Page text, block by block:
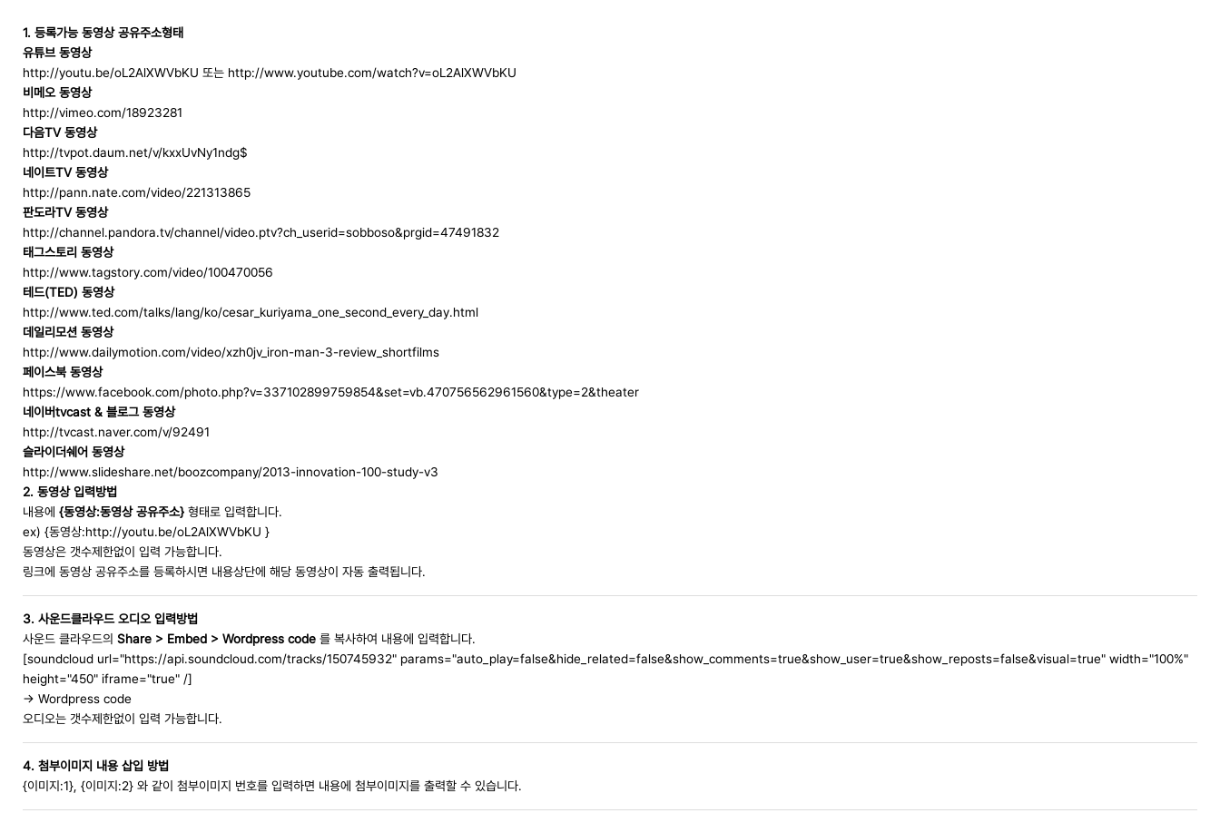
1. 등록가능 동영상 공유주소형태
유튜브 동영상
http://youtu.be/oL2AlXWVbKU 또는 http://www.youtube.com/watch?v=oL2AlXWVbKU
비메오 동영상
http://vimeo.com/18923281
다음TV 동영상
http://tvpot.daum.net/v/kxxUvNy1ndg$
네이트TV 동영상
http://pann.nate.com/video/221313865
판도라TV 동영상
http://channel.pandora.tv/channel/video.ptv?ch_userid=sobboso&prgid=47491832
태그스토리 동영상
http://www.tagstory.com/video/100470056
테드(TED) 동영상
http://www.ted.com/talks/lang/ko/cesar_kuriyama_one_second_every_day.html
데일리모션 동영상
http://www.dailymotion.com/video/xzh0jv_iron-man-3-review_shortfilms
페이스북 동영상
https://www.facebook.com/photo.php?v=337102899759854&set=vb.470756562961560&type=2&theater
네이버tvcast & 블로그 동영상
http://tvcast.naver.com/v/92491
슬라이더쉐어 동영상
http://www.slideshare.net/boozcompany/2013-innovation-100-study-v3
2. 동영상 입력방법
내용에 {동영상:동영상 공유주소} 형태로 입력합니다.
ex) {동영상:http://youtu.be/oL2AlXWVbKU }
동영상은 갯수제한없이 입력 가능합니다.
링크에 동영상 공유주소를 등록하시면 내용상단에 해당 동영상이 자동 출력됩니다.
3. 사운드클라우드 오디오 입력방법
사운드 클라우드의 Share > Embed > Wordpress code 를 복사하여 내용에 입력합니다.
[soundcloud url="https://api.soundcloud.com/tracks/150745932" params="auto_play=false&hide_related=false&show_comments=true&show_user=true&show_reposts=false&visual=true" width="100%"
height="450" iframe="true" /]
→ Wordpress code
오디오는 갯수제한없이 입력 가능합니다.
4. 첨부이미지 내용 삽입 방법
{이미지:1}, {이미지:2} 와 같이 첨부이미지 번호를 입력하면 내용에 첨부이미지를 출력할 수 있습니다.